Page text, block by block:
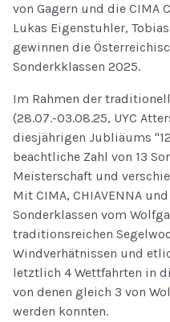
von Gagern und die CIMA
Lukas Eigenstuhler,
gewinnen die
Sonderkklassen 2025.
Im Rahmen der
(28.07.-03.08.25, UYC
diesjährigen Jubliäums
beachtliche Zahl von 13
Meisterschaft und
Mit CIMA, CHIAVENNA
Sonderklassen vom
traditionsreichen
Windverhätnissen und
letztlich 4 Wettfahrten in
von denen gleich 3 von
werden konnten.